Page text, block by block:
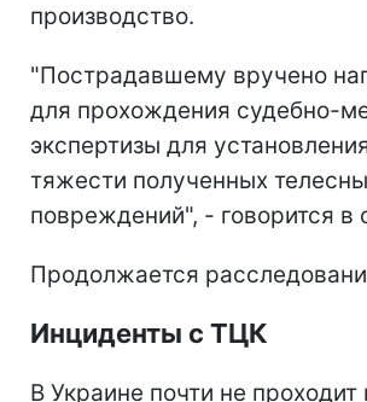
производство.
"Пострадавшему вручено
для прохождения судебно-
экспертизы для
тяжести полученных
повреждений", - говорится в
Продолжается
Инциденты с ТЦК
В Украине почти не проходит